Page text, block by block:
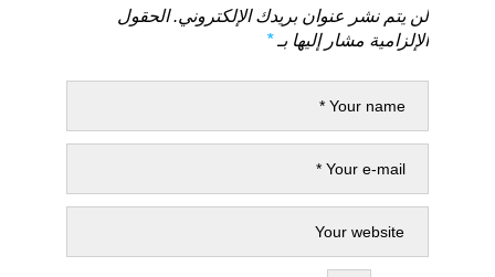
لن يتم نشر عنوان بريدك الإلكتروني. الحقول
الإلزامية مشار إليها بـ*